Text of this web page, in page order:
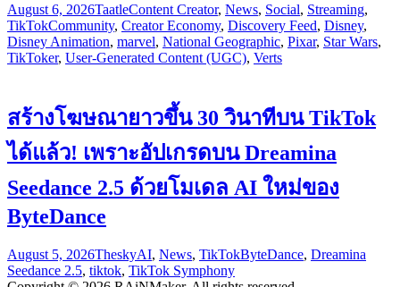
August 6, 2026TaatleContent Creator, News, Social, Streaming,
TikTokCommunity, Creator Economy, Discovery Feed, Disney,
Disney Animation, marvel, National Geographic, Pixar, Star Wars,
TikToker, User-Generated Content (UGC), Verts
สร้างโฆษณายาวขึ้น 30 วินาทีบน TikTok
ได้แล้ว! เพราะอัปเกรดบน Dreamina
Seedance 2.5 ด้วยโมเดล AI ใหม่ของ
ByteDance
August 5, 2026TheskyAI, News, TikTokByteDance, Dreamina
Seedance 2.5, tiktok, TikTok Symphony